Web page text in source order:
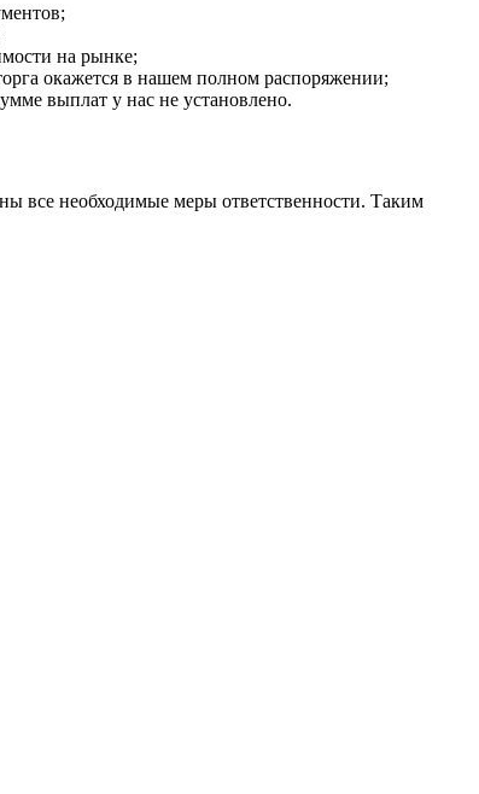
на рынке;
окажется в нашем полном распоряжении;
выплат у нас не установлено.
все необходимые меры ответственности. Таким